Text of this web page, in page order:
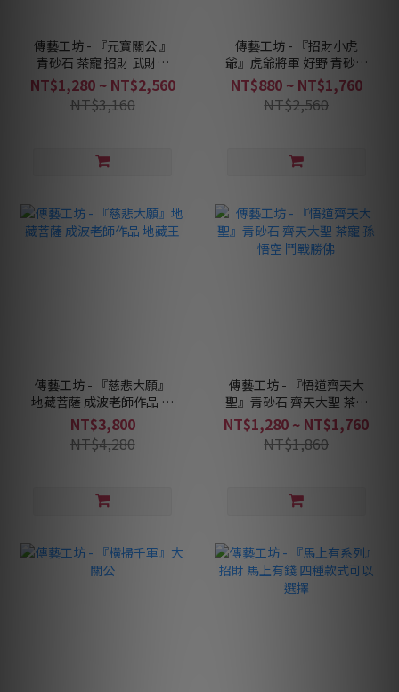
傳藝工坊 - 『元寶關公 』
青砂石 茶寵 招財 武財神
擺飾
NT$1,280 ~ NT$2,560
NT$3,160
傳藝工坊 - 『招財小虎
爺』虎爺將軍 好野 青砂石
塑
NT$880 ~ NT$1,760
NT$2,560
傳藝工坊 - 『慈悲大願』
地藏菩薩 成波老師作品 地
藏王
NT$3,800
NT$4,280
傳藝工坊 - 『悟道齊天大
聖』青砂石 齊天大聖 茶寵
孫悟空 鬥戰勝佛
NT$1,280 ~ NT$1,760
NT$1,860